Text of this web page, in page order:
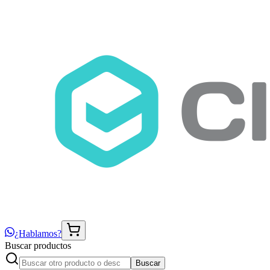
¿Hablamos?
Buscar productos
Buscar